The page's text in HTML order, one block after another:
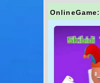
OnlineGame: